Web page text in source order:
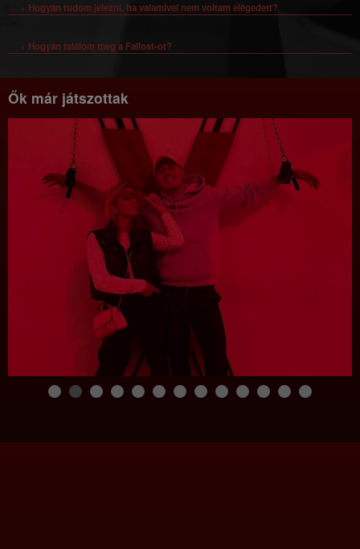
+ Hogyan tudom jelezni, ha valamivel nem voltam elégedett?
+ Hogyan találom meg a Fallost-ot?
Ők már játszottak